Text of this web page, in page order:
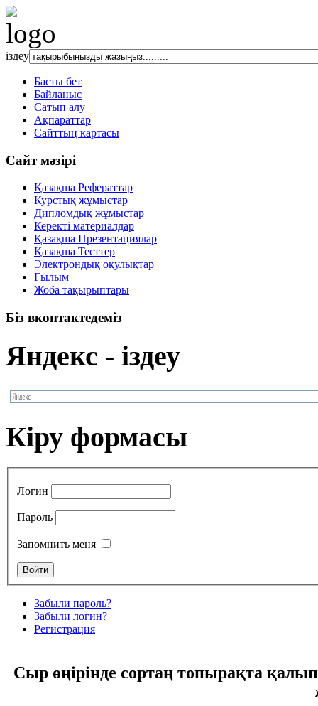
іздеу
Басты бет
Байланыс
Сатып алу
Ақпараттар
Сайттың картасы
Сайт мәзірі
Қазақша Рефераттар
Курстық жұмыстар
Дипломдық жұмыстар
Керекті материалдар
Қазақша Презентациялар
Қазақша Тесттер
Электрондық оқулықтар
Ғылым
Жоба тақырыптары
Біз вконтактедеміз
Яндекс - іздеу
Кіру формасы
Логин
Пароль
Запомнить меня
Забыли пароль?
Забыли логин?
Регистрация
Сыр өңірінде сортаң топырақта